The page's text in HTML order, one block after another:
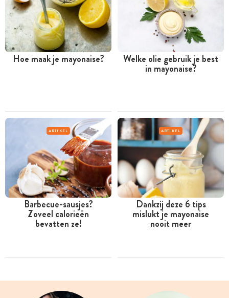
Hoe maak je mayonaise? Welke olie gebruik je best
in mayonaise?
ARTIKEL
Barbecue-sausjes?
Zoveel calorieën
bevatten ze!
ARTIKEL
Dankzij deze 6 tips
mislukt je mayonaise
nooit meer